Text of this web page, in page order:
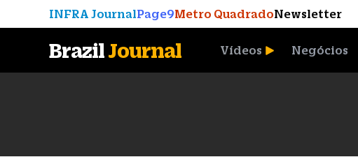
INFRA JournalPage9Metro QuadradoNewsletter
BrazilJournal Vídeos Negócios